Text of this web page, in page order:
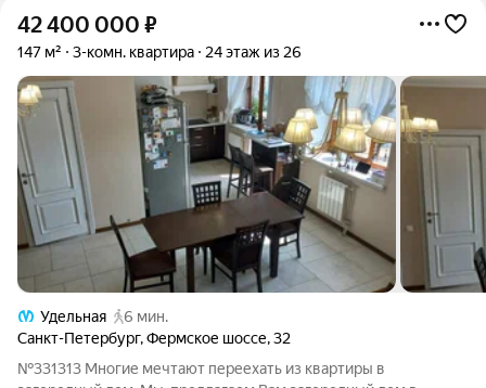
42 400 000 ₽
147 м² 3-комн. квартира 24 этаж из 26
Удельная
6 мин.
Санкт-Петербург,Фермское шоссе,32
№331313 Многие мечтают переехать из квартиры в